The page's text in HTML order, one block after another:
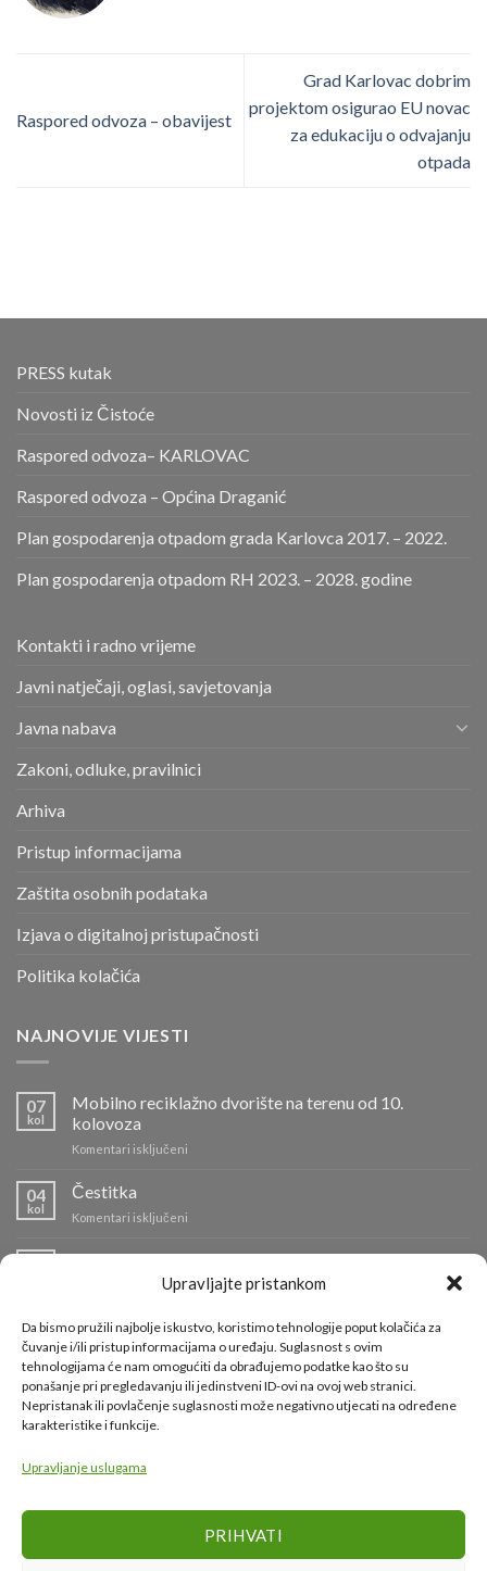
Upravljajte pristankom
Da bismo pružili najbolje iskustvo, koristimo tehnologije poput kolačića za
čuvanje i/ili pristup informacijama o uređaju. Suglasnost s ovim
tehnologijama će nam omogućiti da obrađujemo podatke kao što su
ponašanje pri pregledavanju ili jedinstveni ID-ovi na ovoj web stranici.
Nepristanak ili povlačenje suglasnosti može negativno utjecati na određene
karakteristike i funkcije.
Upravljanje uslugama
PRIHVATI
Raspored odvoza – obavijest
Grad Karlovac dobrim
projektom osigurao EU novac
za edukaciju o odvajanju
otpada
PRESS kutak
Novosti iz Čistoće
Raspored odvoza– KARLOVAC
Raspored odvoza – Općina Draganić
Plan gospodarenja otpadom grada Karlovca 2017. – 2022.
Plan gospodarenja otpadom RH 2023. – 2028. godine
Kontakti i radno vrijeme
Javni natječaji, oglasi, savjetovanja
Javna nabava
Zakoni, odluke, pravilnici
Arhiva
Pristup informacijama
Zaštita osobnih podataka
Izjava o digitalnoj pristupačnosti
Politika kolačića
NAJNOVIJE VIJESTI
07
kol
Mobilno reciklažno dvorište na terenu od 10.
kolovoza
Komentari isključeni
od
kolovoza
04
kol
Čestitka
Komentari isključeni
Info o radu reciklažnih dvorišta i odvozu komunalnog
Info
o
radu
reciklažnih
dvorišta
i
01
kol
Požar na Odlagalištu Ilovac lokaliziran
Komentari isključeniza
Požar
na
KORISNI LINKOVI